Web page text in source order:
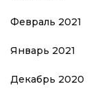
Февраль 2021
Январь 2021
Декабрь 2020